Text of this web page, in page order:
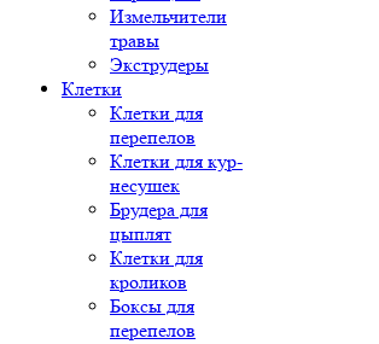
Измельчители
травы
Экструдеры
Клетки
Клетки для
перепелов
Клетки для кур-
несушек
Брудера для
цыплят
Клетки для
кроликов
Боксы для
перепелов